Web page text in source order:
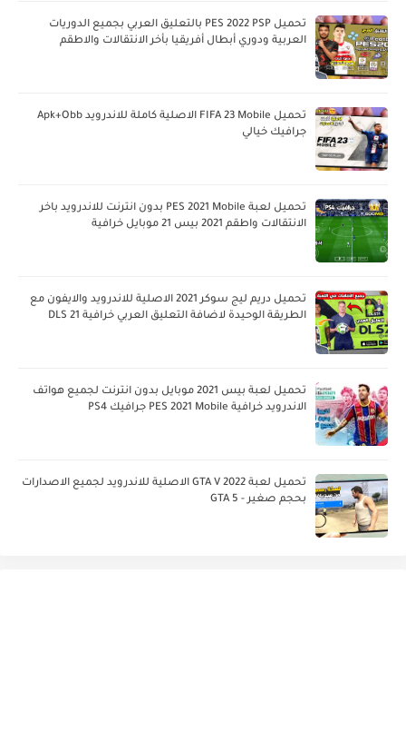
تحميل PES 2022 PSP بالتعليق العربي بجميع الدوريات
العربية ودوري أبطال أفريقيا بأخر الانتقالات والاطقم
تحميل FIFA 23 Mobile الاصلية كاملة للاندرويد Apk+Obb
جرافيك خيالي
تحميل لعبة PES 2021 Mobile بدون انترنت للاندرويد باخر
الانتقالات واطقم 2021 بيس 21 موبايل خرافية
تحميل دريم ليج سوكر 2021 الاصلية للاندرويد والايفون مع
الطريقة الوحيدة لاضافة التعليق العربي خرافية DLS 21
تحميل لعبة بيس 2021 موبايل بدون انترنت لجميع هواتف
الاندرويد خرافية PES 2021 Mobile جرافيك PS4
تحميل لعبة GTA V 2022 الاصلية للاندرويد لجميع الاصدارات
بحجم صغير - GTA 5